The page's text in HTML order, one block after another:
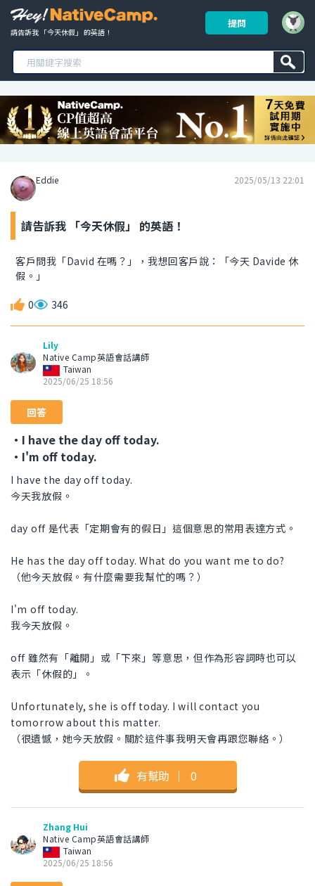
請告訴我 「今天休假」 的英語！
提問
Eddie 2025/05/13 22:01
請告訴我 「今天休假」 的英語！
客戶問我「David 在嗎？」，我想回客戶說：「今天 Davide 休
假。」
0 346
Lily
Native Camp英語會話講師
Taiwan
2025/06/25 18:56
回答
・I have the day off today.
・I'm off today.
I have the day off today.
今天我放假。
day off 是代表「定期會有的假日」這個意思的常用表達方式。
He has the day off today. What do you want me to do?
（他今天放假。有什麼需要我幫忙的嗎？）
I'm off today.
我今天放假。
off 雖然有「離開」或「下來」等意思，但作為形容詞時也可以
表示「休假的」。
Unfortunately, she is off today. I will contact you
tomorrow about this matter.
（很遺憾，她今天放假。關於這件事我明天會再跟您聯絡。）
有幫助 ｜ 0
Zhang Hui
Native Camp英語會話講師
Taiwan
2025/06/25 18:56